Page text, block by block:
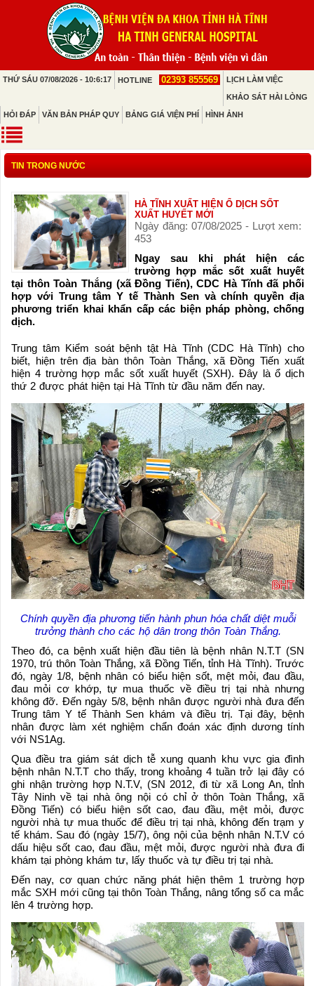
THỨ SÁU 07/08/2026 - 10:6:17 HOTLINE 02393 855569 LỊCH LÀM VIỆC
KHẢO SÁT HÀI LÒNG
HỎI ĐÁP VĂN BẢN PHÁP QUY BẢNG GIÁ VIỆN PHÍ HÌNH ẢNH
TIN TRONG NƯỚC
HÀ TĨNH XUẤT HIỆN Ổ DỊCH SỐT
XUẤT HUYẾT MỚI
Ngày đăng: 07/08/2025 - Lượt xem:
453
Ngay sau khi phát hiện các
trường hợp mắc sốt xuất huyết
tại thôn Toàn Thắng (xã Đồng Tiến), CDC Hà Tĩnh đã phối
hợp với Trung tâm Y tế Thành Sen và chính quyền địa
phương triển khai khẩn cấp các biện pháp phòng, chống
dịch.
Trung tâm Kiểm soát bệnh tật Hà Tĩnh (CDC Hà Tĩnh) cho
biết, hiện trên địa bàn thôn Toàn Thắng, xã Đồng Tiến xuất
hiện 4 trường hợp mắc sốt xuất huyết (SXH). Đây là ổ dịch
thứ 2 được phát hiện tại Hà Tĩnh từ đầu năm đến nay.
Chính quyền địa phương tiến hành phun hóa chất diệt muỗi
trưởng thành cho các hộ dân trong thôn Toàn Thắng.
Theo đó, ca bệnh xuất hiện đầu tiên là bệnh nhân N.T.T (SN
1970, trú thôn Toàn Thắng, xã Đồng Tiến, tỉnh Hà Tĩnh). Trước
đó, ngày 1/8, bệnh nhân có biểu hiện sốt, mệt mỏi, đau đầu,
đau mỏi cơ khớp, tự mua thuốc về điều trị tại nhà nhưng
không đỡ. Đến ngày 5/8, bệnh nhân được người nhà đưa đến
Trung tâm Y tế Thành Sen khám và điều trị. Tại đây, bệnh
nhân được làm xét nghiệm chẩn đoán xác định dương tính
với NS1Ag.
Qua điều tra giám sát dịch tễ xung quanh khu vực gia đình
bệnh nhân N.T.T cho thấy, trong khoảng 4 tuần trở lại đây có
ghi nhận trường hợp N.T.V, (SN 2012, đi từ xã Long An, tỉnh
Tây Ninh về tại nhà ông nội có chỉ ở thôn Toàn Thắng, xã
Đồng Tiến) có biểu hiện sốt cao, đau đầu, mệt mỏi, được
người nhà tự mua thuốc để điều trị tại nhà, không đến trạm y
tế khám. Sau đó (ngày 15/7), ông nội của bệnh nhân N.T.V có
dấu hiệu sốt cao, đau đầu, mệt mỏi, được người nhà đưa đi
khám tại phòng khám tư, lấy thuốc và tự điều trị tại nhà.
Đến nay, cơ quan chức năng phát hiện thêm 1 trường hợp
mắc SXH mới cũng tại thôn Toàn Thắng, nâng tổng số ca mắc
lên 4 trường hợp.